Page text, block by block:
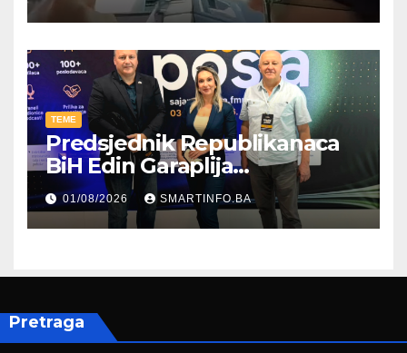
TEME
Predsjednik Republikanaca
BiH Edin Garaplija
prisustvovao prezentaciji
Federalnog sajma
zapošljavanja
01/08/2026 SMARTINFO.BA
Pretraga